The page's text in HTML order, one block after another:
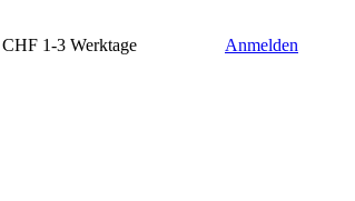
CHF 1-3 Werktage Anmelden